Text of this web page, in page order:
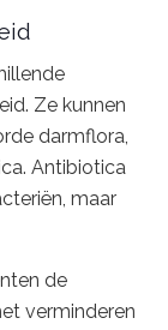
Ze kunnen
darmflora,
Antibiotica
maar
de
verminderen